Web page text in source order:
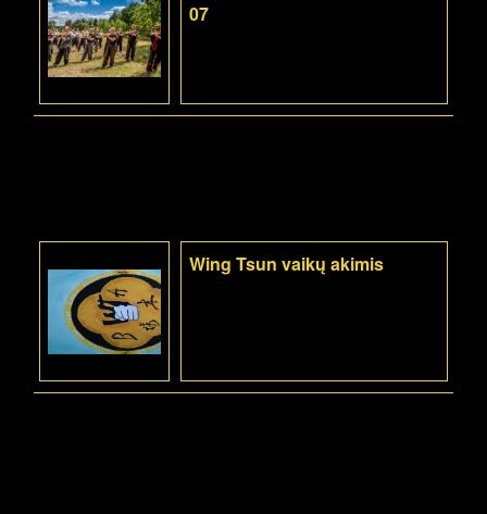
07
Wing Tsun vaikų akimis